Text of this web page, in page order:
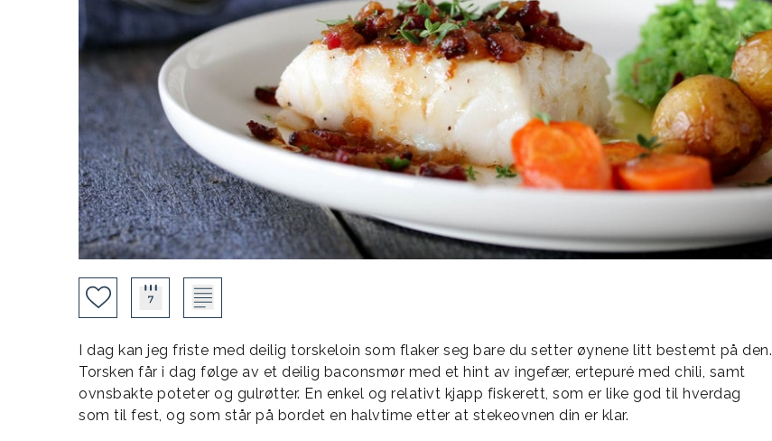
I dag kan jeg friste med deilig torskeloin som flaker seg bare du setter øynene litt bestemt på den.
Torsken får i dag følge av et deilig baconsmør med et hint av ingefær, ertepuré med chili, samt
ovnsbakte poteter og gulrøtter. En enkel og relativt kjapp fiskerett, som er like god til hverdag
som til fest, og som står på bordet en halvtime etter at stekeovnen din er klar.